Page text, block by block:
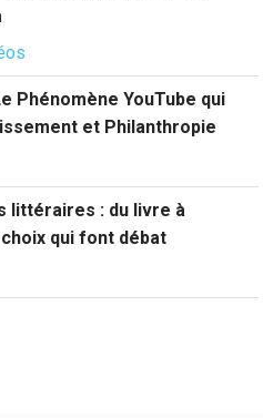
Phénomène YouTube qui
et Philanthropie
littéraires : du livre à
choix qui font débat